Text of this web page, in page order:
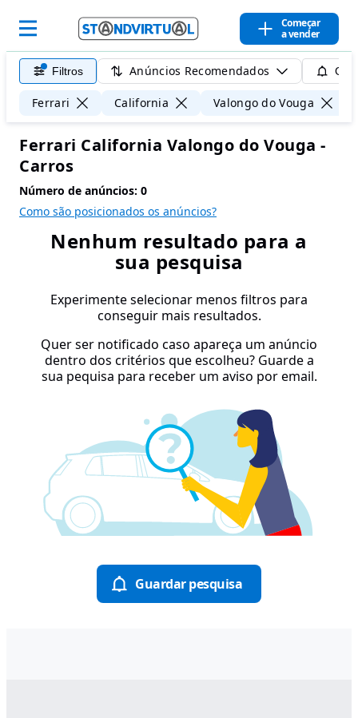
Começar
a vender
Filtros Anúncios Recomendados
Ferrari California Valongo do Vouga
Ferrari California Valongo do Vouga -
Carros
Número de anúncios: 0
Como são posicionados os anúncios?
Nenhum resultado para a
sua pesquisa
Experimente selecionar menos filtros para
conseguir mais resultados.
Quer ser notificado caso apareça um anúncio
dentro dos critérios que escolheu? Guarde a
sua pequisa para receber um aviso por email.
Guardar pesquisa